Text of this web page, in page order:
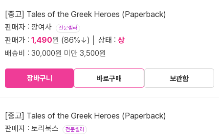
[중고] Tales of the Greek Heroes (Paperback)
판매자 : 깡여사 전문셀러
판매가 : 1,490원 (86%↓) │ 상태 : 상
배송비 : 30,000원 미만 3,500원
장바구니 바로구매 보관함
[중고] Tales of the Greek Heroes (Paperback)
판매자 : 토리북스 전문셀러